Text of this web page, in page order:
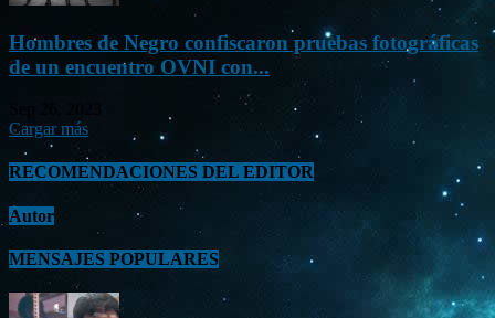
Hombres de Negro confiscaron pruebas fotográficas
de un encuentro OVNI con...
Cargar más
RECOMENDACIONES DEL EDITOR
Autor
MENSAJES POPULARES